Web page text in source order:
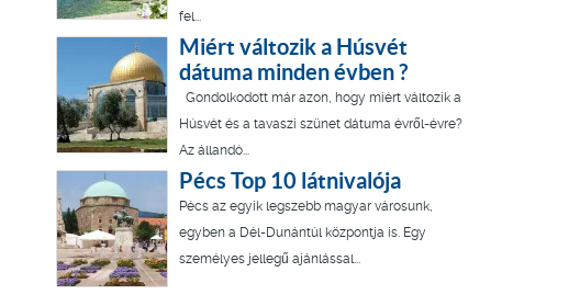
fel...
Miért változik a Húsvét
dátuma minden évben ?
Gondolkodott már azon, hogy miért változik a
Húsvét és a tavaszi szünet dátuma évről-évre?
Az állandó...
Pécs Top 10 látnivalója
Pécs az egyik legszebb magyar városunk,
egyben a Dél-Dunántúl központja is. Egy
személyes jellegű ajánlással...